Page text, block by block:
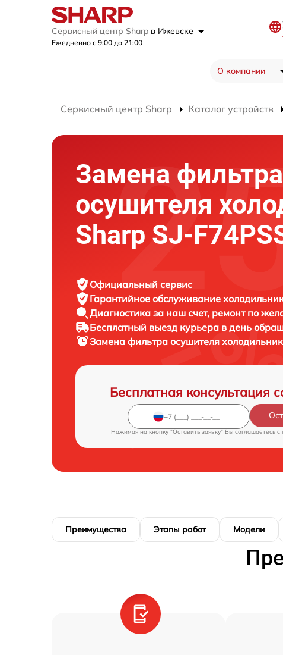
Сервисный центр Sharp в Ижевске
Ежедневно с 9:00 до 21:00
О компании
Сервисный центр Sharp Каталог устройств
Замена фильтра
осушителя
Sharp SJ-
Официальный сервис
Гарантийное обслуживание
Диагностика за наш счет, ремонт по
Бесплатный выезд курьера в день
Замена фильтра осушителя
Бесплатная консультация
Нажимая на кнопку "Оставить заявку" Вы соглашаетесь c
Преимущества Этапы работ Модели